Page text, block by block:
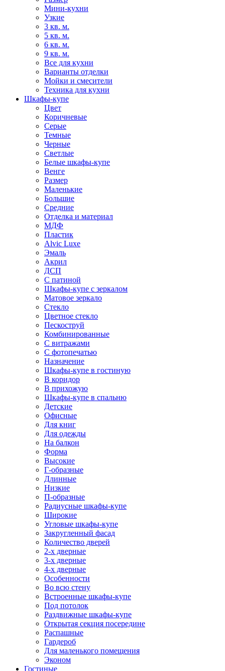
Мини-кухни
Узкие
3 кв. м.
5 кв. м.
6 кв. м.
9 кв. м.
Все для кухни
Варианты отделки
Мойки и смесители
Техника для кухни
Шкафы-купе
Цвет
Коричневые
Серые
Темные
Черные
Светлые
Белые шкафы-купе
Венге
Размер
Маленькие
Большие
Средние
Отделка и материал
МДФ
Пластик
Alvic Luxe
Эмаль
Акрил
ДСП
С патиной
Шкафы-купе с зеркалом
Матовое зеркало
Стекло
Цветное стекло
Пескоструй
Комбинированные
С витражами
С фотопечатью
Назначение
Шкафы-купе в гостиную
В коридор
В прихожую
Шкафы-купе в спальню
Детские
Офисные
Для книг
Для одежды
На балкон
Форма
Высокие
Г-образные
Длинные
Низкие
П-образные
Радиусные шкафы-купе
Широкие
Угловые шкафы-купе
Закругленный фасад
Количество дверей
2-х дверные
3-х дверные
4-х дверные
Особенности
Во всю стену
Встроенные шкафы-купе
Под потолок
Раздвижные шкафы-купе
Открытая секция посередине
Распашные
Гардероб
Для маленького помещения
Эконом
Гостиные